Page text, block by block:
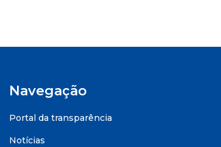
Navegação
Portal da transparência
Notícias